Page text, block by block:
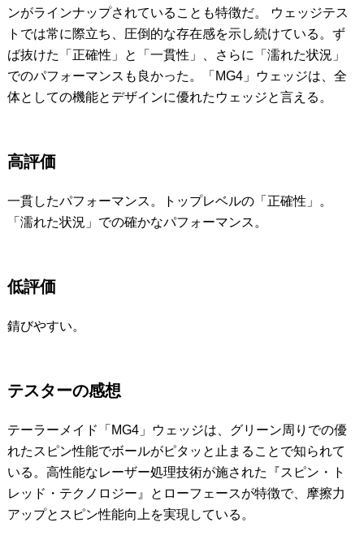
ンがラインナップされていることも特徴だ。 ウェッジテス
トでは常に際立ち、圧倒的な存在感を示し続けている。ず
ば抜けた「正確性」と「一貫性」、さらに「濡れた状況」
でのパフォーマンスも良かった。「MG4」ウェッジは、全
体としての機能とデザインに優れたウェッジと言える。
高評価
一貫したパフォーマンス。トップレベルの「正確性」。
「濡れた状況」での確かなパフォーマンス。
低評価
錆びやすい。
テスターの感想
テーラーメイド「MG4」ウェッジは、グリーン周りでの優
れたスピン性能でボールがピタッと止まることで知られて
いる。高性能なレーザー処理技術が施された『スピン・ト
レッド・テクノロジー』とローフェースが特徴で、摩擦力
アップとスピン性能向上を実現している。